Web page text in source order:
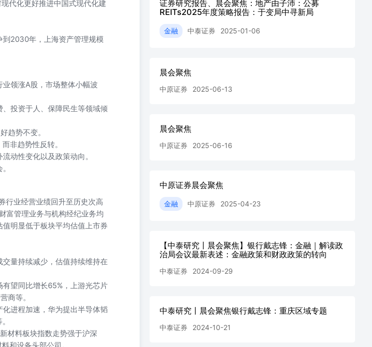
代化更好推进中国式现代化建
到2030年，上海资产管理规模
领涨A股，市场整体小幅波
投资于人、保障民生等领域倾
趋势不变。
非趋势性反转。
动性变化以及政策动向。
行业经营业绩回升至历史次高
富管理业务与机构经纪业务均
明显低于板块平均估值上市券
量持续减少，估值持续维持在
望同比增长65%，上游光芯片
商等。
进程加速，华为提出半导体韬
材料板块指数走势强于沪深
证券研究报告、晨会聚焦：地产由子沛：公募
REITs2025年度策略报告：于变局中寻新局
金融 中泰证券 2025-01-06
晨会聚焦
中原证券 2025-06-13
晨会聚焦
中原证券 2025-06-16
中原证券晨会聚焦
金融 中原证券 2025-04-23
【中泰研究丨晨会聚焦】银行戴志锋：金融｜解读政
治局会议最新表述：金融政策和财政政策的转向
中泰证券 2024-09-29
中泰研究丨晨会聚焦银行戴志锋：重庆区域专题
中泰证券 2024-10-21